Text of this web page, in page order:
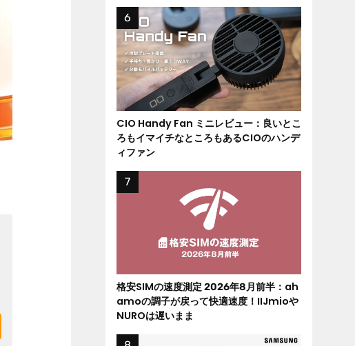
CIO Handy Fan ミニレビュー：良いとこ
ろもイマイチなところもあるCIOのハンデ
ィファン
格安SIMの速度測定 2026年8月前半：ah
amoの調子が戻って快適速度！IIJmioや
NUROは遅いまま